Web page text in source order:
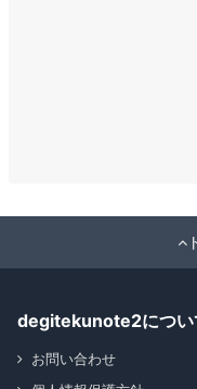
degitekunote2につい
お問い合わせ